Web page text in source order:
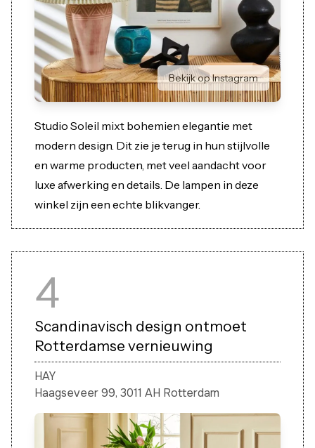
Bekijk op Instagram
Studio Soleil mixt bohemien elegantie met
modern design. Dit zie je terug in hun stijlvolle
en warme producten, met veel aandacht voor
luxe afwerking en details. De lampen in deze
winkel zijn een echte blikvanger.
4
Scandinavisch design ontmoet
Rotterdamse vernieuwing
HAY
Haagseveer 99, 3011 AH Rotterdam